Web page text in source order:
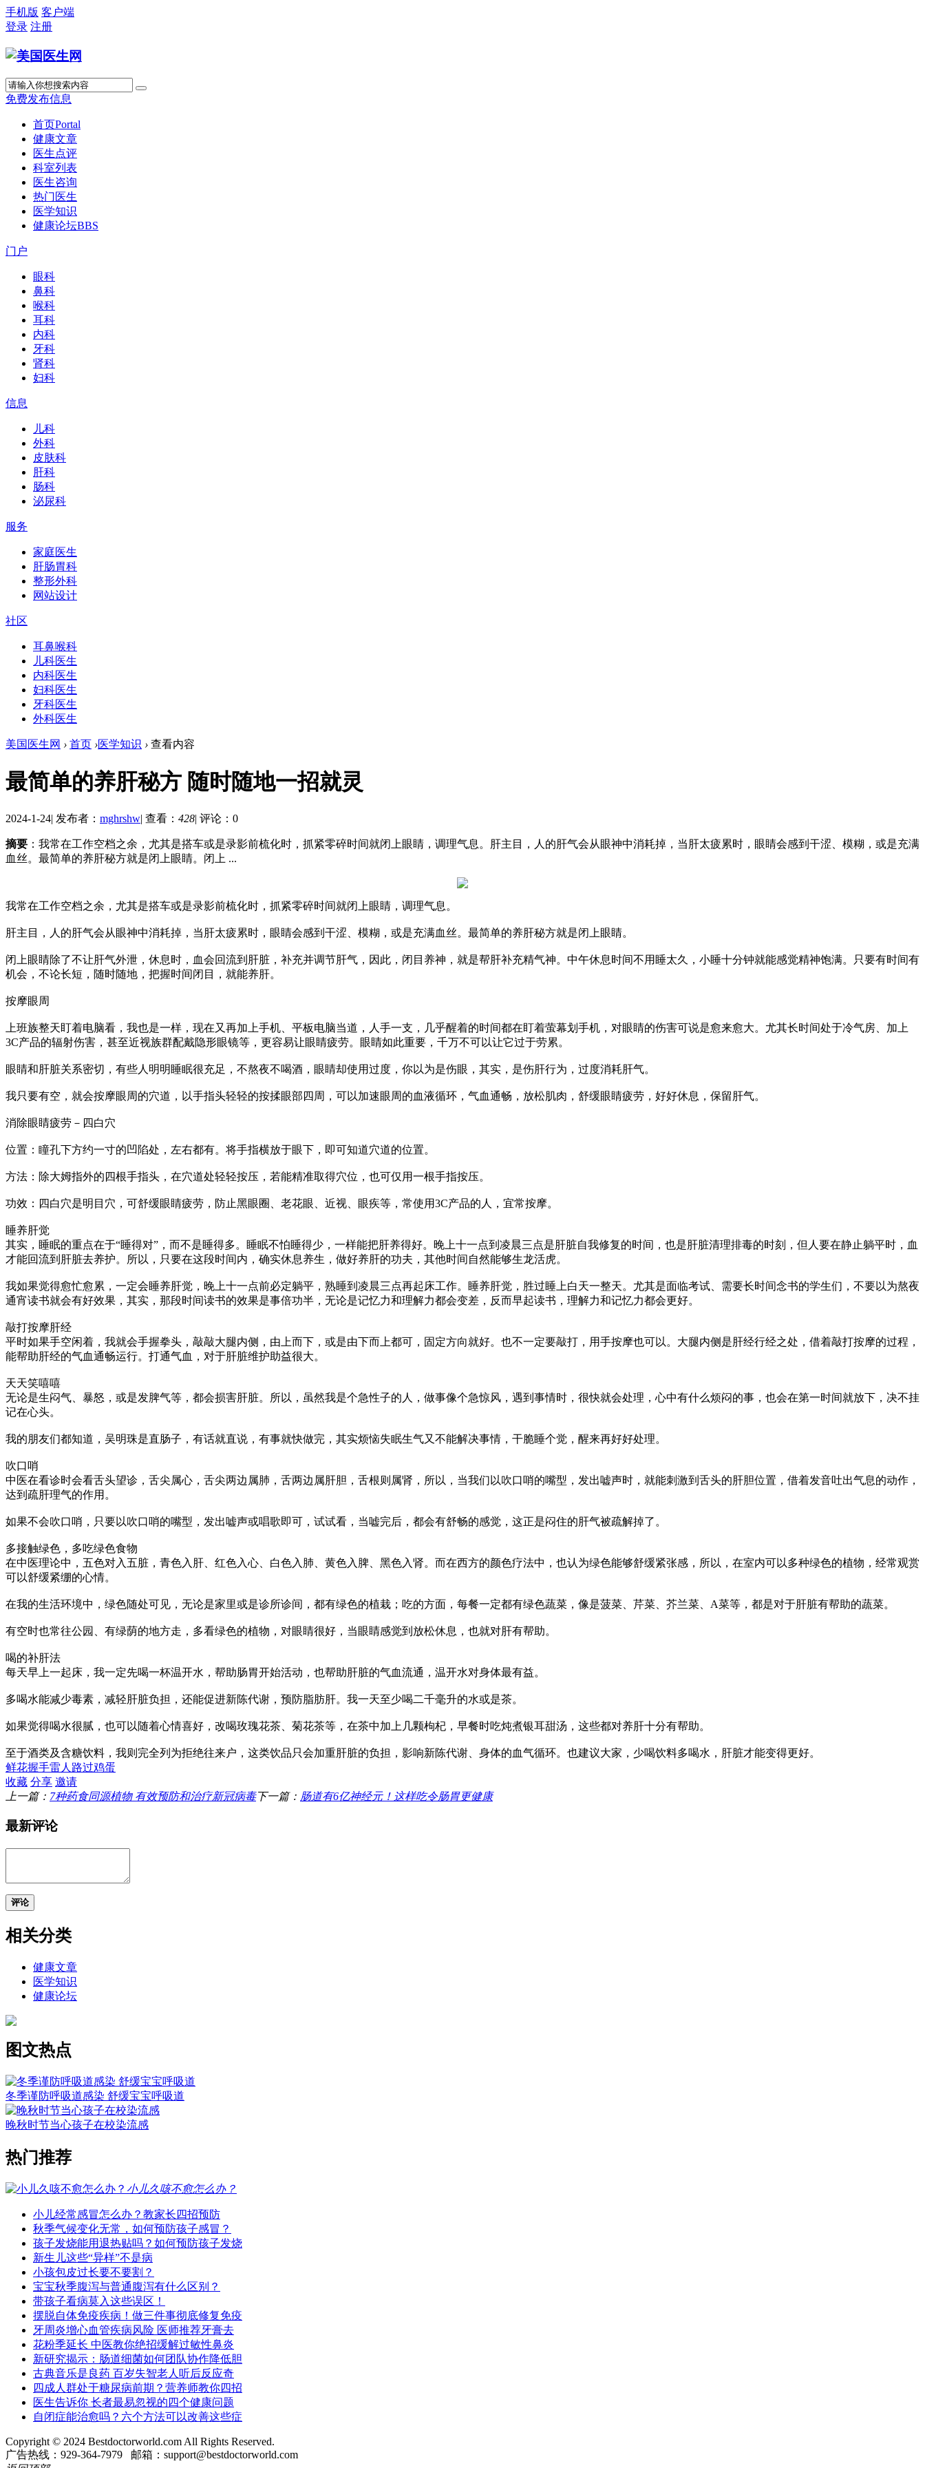
手机版 客户端
登录 注册
免费发布信息
首页Portal
健康文章
医生点评
科室列表
医生咨询
热门医生
医学知识
健康论坛BBS
门户
眼科
鼻科
喉科
耳科
内科
牙科
肾科
妇科
信息
儿科
外科
皮肤科
肝科
肠科
泌尿科
服务
家庭医生
肝肠胃科
整形外科
网站设计
社区
耳鼻喉科
儿科医生
内科医生
妇科医生
牙科医生
外科医生
美国医生网 › 首页 ›医学知识 › 查看内容
最简单的养肝秘方 随时随地一招就灵
2024-1-24| 发布者： mghrshw| 查看： 428| 评论：0
摘要 ：我常在工作空档之余，尤其是搭车或是录影前梳化时，抓紧零碎时间就闭上眼睛，调理气息。肝主目，人的肝气会从眼神中消耗掉，当肝太疲累时，眼睛会感到干涩、模糊，或是充满
血丝。最简单的养肝秘方就是闭上眼睛。闭上 ...
我常在工作空档之余，尤其是搭车或是录影前梳化时，抓紧零碎时间就闭上眼睛，调理气息。
肝主目，人的肝气会从眼神中消耗掉，当肝太疲累时，眼睛会感到干涩、模糊，或是充满血丝。最简单的养肝秘方就是闭上眼睛。
闭上眼睛除了不让肝气外泄，休息时，血会回流到肝脏，补充并调节肝气，因此，闭目养神，就是帮肝补充精气神。中午休息时间不用睡太久，小睡十分钟就能感觉精神饱满。只要有时间有
机会，不论长短，随时随地，把握时间闭目，就能养肝。
按摩眼周
上班族整天盯着电脑看，我也是一样，现在又再加上手机、平板电脑当道，人手一支，几乎醒着的时间都在盯着萤幕划手机，对眼睛的伤害可说是愈来愈大。尤其长时间处于冷气房、加上
3C产品的辐射伤害，甚至近视族群配戴隐形眼镜等，更容易让眼睛疲劳。眼睛如此重要，千万不可以让它过于劳累。
眼睛和肝脏关系密切，有些人明明睡眠很充足，不熬夜不喝酒，眼睛却使用过度，你以为是伤眼，其实，是伤肝行为，过度消耗肝气。
我只要有空，就会按摩眼周的穴道，以手指头轻轻的按揉眼部四周，可以加速眼周的血液循环，气血通畅，放松肌肉，舒缓眼睛疲劳，好好休息，保留肝气。
消除眼睛疲劳－四白穴
位置：瞳孔下方约一寸的凹陷处，左右都有。将手指横放于眼下，即可知道穴道的位置。
方法：除大姆指外的四根手指头，在穴道处轻轻按压，若能精准取得穴位，也可仅用一根手指按压。
功效：四白穴是明目穴，可舒缓眼睛疲劳，防止黑眼圈、老花眼、近视、眼疾等，常使用3C产品的人，宜常按摩。
睡养肝觉
其实，睡眠的重点在于“睡得对”，而不是睡得多。睡眠不怕睡得少，一样能把肝养得好。晚上十一点到凌晨三点是肝脏自我修复的时间，也是肝脏清理排毒的时刻，但人要在静止躺平时，血
才能回流到肝脏去养护。所以，只要在这段时间内，确实休息养生，做好养肝的功夫，其他时间自然能够生龙活虎。
我如果觉得愈忙愈累，一定会睡养肝觉，晚上十一点前必定躺平，熟睡到凌晨三点再起床工作。睡养肝觉，胜过睡上白天一整天。尤其是面临考试、需要长时间念书的学生们，不要以为熬夜
通宵读书就会有好效果，其实，那段时间读书的效果是事倍功半，无论是记忆力和理解力都会变差，反而早起读书，理解力和记忆力都会更好。
敲打按摩肝经
平时如果手空闲着，我就会手握拳头，敲敲大腿内侧，由上而下，或是由下而上都可，固定方向就好。也不一定要敲打，用手按摩也可以。大腿内侧是肝经行经之处，借着敲打按摩的过程，
能帮助肝经的气血通畅运行。打通气血，对于肝脏维护助益很大。
天天笑嘻嘻
无论是生闷气、暴怒，或是发脾气等，都会损害肝脏。所以，虽然我是个急性子的人，做事像个急惊风，遇到事情时，很快就会处理，心中有什么烦闷的事，也会在第一时间就放下，决不挂
记在心头。
我的朋友们都知道，吴明珠是直肠子，有话就直说，有事就快做完，其实烦恼失眠生气又不能解决事情，干脆睡个觉，醒来再好好处理。
吹口哨
中医在看诊时会看舌头望诊，舌尖属心，舌尖两边属肺，舌两边属肝胆，舌根则属肾，所以，当我们以吹口哨的嘴型，发出嘘声时，就能刺激到舌头的肝胆位置，借着发音吐出气息的动作，
达到疏肝理气的作用。
如果不会吹口哨，只要以吹口哨的嘴型，发出嘘声或唱歌即可，试试看，当嘘完后，都会有舒畅的感觉，这正是闷住的肝气被疏解掉了。
多接触绿色，多吃绿色食物
在中医理论中，五色对入五脏，青色入肝、红色入心、白色入肺、黄色入脾、黑色入肾。而在西方的颜色疗法中，也认为绿色能够舒缓紧张感，所以，在室内可以多种绿色的植物，经常观赏
可以舒缓紧绷的心情。
在我的生活环境中，绿色随处可见，无论是家里或是诊所诊间，都有绿色的植栽；吃的方面，每餐一定都有绿色蔬菜，像是菠菜、芹菜、芥兰菜、A菜等，都是对于肝脏有帮助的蔬菜。
有空时也常往公园、有绿荫的地方走，多看绿色的植物，对眼睛很好，当眼睛感觉到放松休息，也就对肝有帮助。
喝的补肝法
每天早上一起床，我一定先喝一杯温开水，帮助肠胃开始活动，也帮助肝脏的气血流通，温开水对身体最有益。
多喝水能减少毒素，减轻肝脏负担，还能促进新陈代谢，预防脂肪肝。我一天至少喝二千毫升的水或是茶。
如果觉得喝水很腻，也可以随着心情喜好，改喝玫瑰花茶、菊花茶等，在茶中加上几颗枸杞，早餐时吃炖煮银耳甜汤，这些都对养肝十分有帮助。
至于酒类及含糖饮料，我则完全列为拒绝往来户，这类饮品只会加重肝脏的负担，影响新陈代谢、身体的血气循环。也建议大家，少喝饮料多喝水，肝脏才能变得更好。
鲜花握手雷人 路过鸡蛋
收藏 分享 邀请
上一篇： 7种药食同源植物 有效预防和治疗新冠病毒下一篇： 肠道有6亿神经元！这样吃令肠胃更健康
最新评论
评论
相关分类
健康文章
医学知识
健康论坛
图文热点
冬季谨防呼吸道感染 舒缓宝宝呼吸道
晚秋时节当心孩子在校染流感
热门推荐
小儿久咳不愈怎么办？
小儿经常感冒怎么办？教家长四招预防
秋季气候变化无常，如何预防孩子感冒？
孩子发烧能用退热贴吗？如何预防孩子发烧
新生儿这些“异样”不是病
小孩包皮过长要不要割？
宝宝秋季腹泻与普通腹泻有什么区别？
带孩子看病莫入这些误区！
摆脱自体免疫疾病！做三件事彻底修复免疫
牙周炎增心血管疾病风险 医师推荐牙膏去
花粉季延长 中医教你绝招缓解过敏性鼻炎
新研究揭示：肠道细菌如何团队协作降低胆
古典音乐是良药 百岁失智老人听后反应奇
四成人群处于糖尿病前期？营养师教你四招
医生告诉你 长者最易忽视的四个健康问题
自闭症能治愈吗？六个方法可以改善这些症
Copyright © 2024 Bestdoctorworld.com All Rights Reserved.
广告热线：929-364-7979 邮箱： support@bestdoctorworld.com